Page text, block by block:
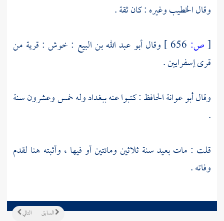
وقالالخطيبوغيره : كان ثقة .
[ص: وقالأبو عبد الله بن البيع : خوش : قرية من
قرىإسفرايين.
وقالأبو عوانة الحافظ: كتبوا عنهببغدادوله خمس وعشرون سنة
.
قلت : مات بعيد سنة ثلاثين ومائتين أو فيها ، وأثبته هنا لقدم
وفاته .
التالي السابق